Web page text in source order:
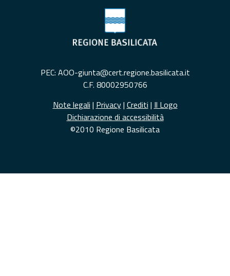
PEC: AOO-giunta@cert.regione.basilicata.it
C.F. 80002950766
Note legali | Privacy| Crediti | Il Logo
Dichiarazione di accessibilità
©2010 Regione Basilicata